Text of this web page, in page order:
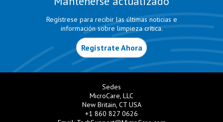
Regístrese para recibir las últimas noticias e
información sobre limpieza crítica.
Regístrate Ahora
Sedes
MicroCare, LLC
New Britain, CT USA
+1 860 827 0626